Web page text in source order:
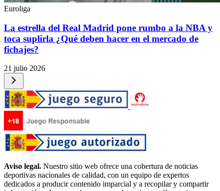
Euroliga
La estrella del Real Madrid pone rumbo a la NBA y
toca suplirla ¿Qué deben hacer en el mercado de
fichajes?
21 julio 2026
Aviso legal. Nuestro sitio web ofrece una cobertura de noticias
deportivas nacionales de calidad, con un equipo de expertos
dedicados a producir contenido imparcial y a recopilar y compartir